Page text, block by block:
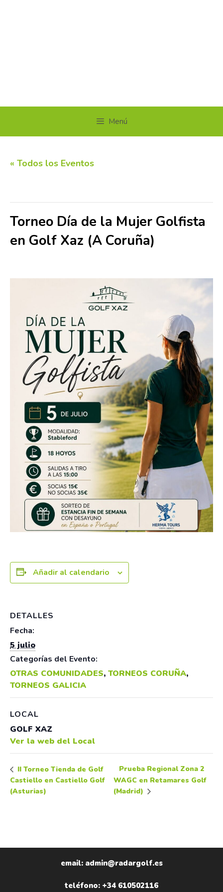
Menú
« Todos los Eventos
Torneo Día de la Mujer Golfista
en Golf Xaz (A Coruña)
Añadir al calendario
DETALLES
Fecha:
5 julio
Categorías del Evento:
OTRAS COMUNIDADES, TORNEOS CORUÑA,
TORNEOS GALICIA
LOCAL
GOLF XAZ
Ver la web del Local
II Torneo Tienda de Golf
Castiello en Castiello Golf
(Asturias)
Prueba Regional Zona 2
WAGC en Retamares Golf
(Madrid)
email: admin@radargolf.es
teléfono: +34 610502116